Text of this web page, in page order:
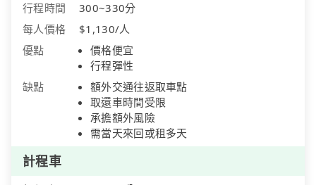
行程時間
300~330分
每人價格
$1,130/人
優點
價格便宜
行程彈性
缺點
額外交通往返取車點
取還車時間受限
承擔額外風險
需當天來回或租多天
計程車